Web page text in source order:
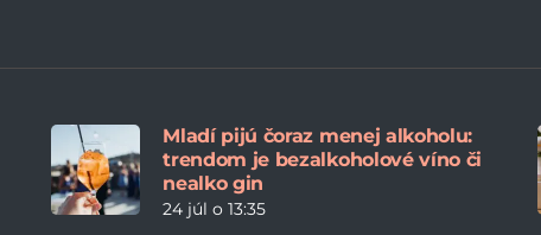
Mladí pijú čoraz menej alkoholu:
trendom je bezalkoholové víno či
nealko gin
24 júl o 13:35